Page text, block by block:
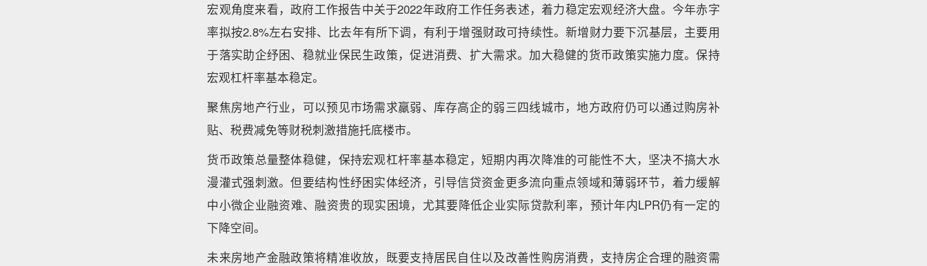
宏观角度来看，政府工作报告中关于2022年政府工作任务表述，着力稳定宏观经济大盘。今年赤字
率拟按2.8%左右安排、比去年有所下调，有利于增强财政可持续性。新增财力要下沉基层，主要用
于落实助企纾困、稳就业保民生政策，促进消费、扩大需求。加大稳健的货币政策实施力度。保持
宏观杠杆率基本稳定。
聚焦房地产行业，可以预见市场需求羸弱、库存高企的弱三四线城市，地方政府仍可以通过购房补
贴、税费减免等财税刺激措施托底楼市。
货币政策总量整体稳健，保持宏观杠杆率基本稳定，短期内再次降准的可能性不大，坚决不搞大水
漫灌式强刺激。但要结构性纾困实体经济，引导信贷资金更多流向重点领域和薄弱环节，着力缓解
中小微企业融资难、融资贵的现实困境，尤其要降低企业实际贷款利率，预计年内LPR仍有一定的
下降空间。
未来房地产金融政策将精准收放，既要支持居民自住以及改善性购房消费，支持房企合理的融资需